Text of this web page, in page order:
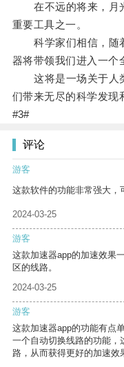
在不远的将来，月
重要工具之一。
科学家们相信，随
器将带领我们进入一个
这将是一场关于人
们带来无尽的科学发现
#3#
评论
游客
这款软件的功能非常强大，
2024-03-25
游客
这款加速器app的加速效果
区的线路。
2024-03-25
游客
这款加速器app的功能有点
一个自动切换线路的功能，
路，从而获得更好的加速效